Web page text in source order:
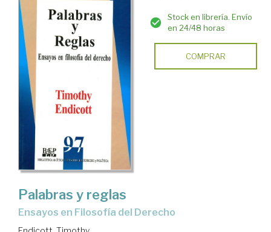
Stock en librería. Envío
en 24/48 horas
COMPRAR
Palabras y reglas
ensayos en Filosofía del Derecho